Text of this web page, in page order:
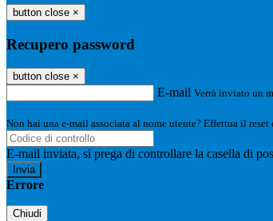
button close ×
Recupero password
button close ×
E-mail Verrà inviato un
Non hai una e-mail associata al nome utente? Effettua il
E-mail inviata, si prega di controllare la casella di
Errore
Chiudi